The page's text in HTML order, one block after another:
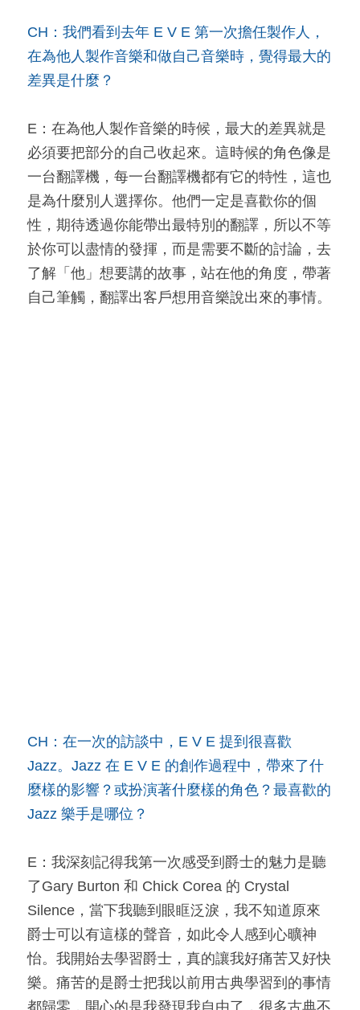
CH：我們看到去年 E V E 第一次擔任製作人，
在為他人製作音樂和做自己音樂時，覺得最大的
差異是什麼？
E：在為他人製作音樂的時候，最大的差異就是
必須要把部分的自己收起來。這時候的角色像是
一台翻譯機，每一台翻譯機都有它的特性，這也
是為什麼別人選擇你。他們一定是喜歡你的個
性，期待透過你能帶出最特別的翻譯，所以不等
於你可以盡情的發揮，而是需要不斷的討論，去
了解「他」想要講的故事，站在他的角度，帶著
自己筆觸，翻譯出客戶想用音樂說出來的事情。
CH：在一次的訪談中，E V E 提到很喜歡
Jazz。Jazz 在 E V E 的創作過程中，帶來了什
麼樣的影響？或扮演著什麼樣的角色？最喜歡的
Jazz 樂手是哪位？
E：我深刻記得我第一次感受到爵士的魅力是聽
了Gary Burton 和 Chick Corea 的 Crystal
Silence，當下我聽到眼眶泛淚，我不知道原來
爵士可以有這樣的聲音，如此令人感到心曠神
怡。我開始去學習爵士，真的讓我好痛苦又好快
樂。痛苦的是爵士把我以前用古典學習到的事情
都歸零，開心的是我發現我自由了，很多古典不